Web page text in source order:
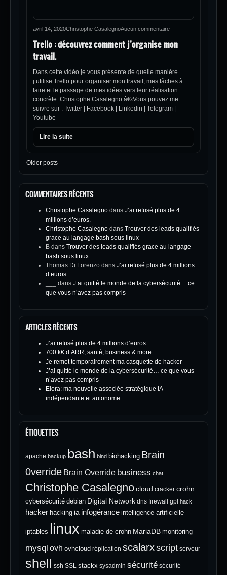
avril 14, 2020Christophe CasalegnoAucun commentaire
Trello : découvrez comment j’organise mon
travail.
Dans cette vidéo je vous présente de quelle manière
j’utilise Trello pour organiser mon travail, mes tâches à
faire et le passage de mes idées vers leur réalisation
concrète. Christophe Casalegno â€‹Vous pouvez me
suivre sur : Twitter | Facebook | Linkedin | Telegram |
Youtube
Lire la suite
Older posts
COMMENTAIRES RÉCENTS
Christophe Casalegno dans J’ai refusé plus de 4
millions d’euros.
Christophe Casalegno dans Trouver des leads qualifiés
grace au langage bash sous linux
B dans Trouver des leads qualifiés grace au langage
bash sous linux
Thomas Di Lorenzo dans J’ai refusé plus de 4 millions
d’euros.
dans J’ai quitté le monde de la cybersécurité… ce
que vous n’avez pas compris
ARTICLES RÉCENTS
J’ai refusé plus de 4 millions d’euros.
700 k€ d’ARR, santé, business & more
Je remet temporairement ma casquette de hacker
J’ai quitté le monde de la cybersécurité… ce que vous
n’avez pas compris
Elora: ma nouvelle associée stratégique IA
indépendante et autonome.
ÉTIQUETTES
apache backup bash bind biohacking Brain
0verride Brain Override business chat
Christophe Casalegnocloud cracker crohn
cybersécurité debian Digital Network dns firewall gpl hack
hacker hacking ia infogérance intelligence artificielle
iptables linux maladie de crohn MariaDB monitoring
mysql ovh ovhcloud réplication scalarxscript serveur
shell ssh SSL stackx sysadmin sécurité sécurité